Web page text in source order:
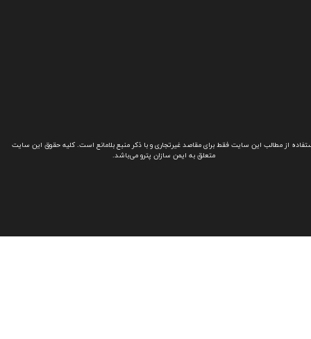
از مطالب این سایت فقط برای مقاصد غیرتجاری و با ذکر منبع بلامانع است. کلیه حقوق این سایت
متعلق به ایمن سازان پترو می‌باشد.